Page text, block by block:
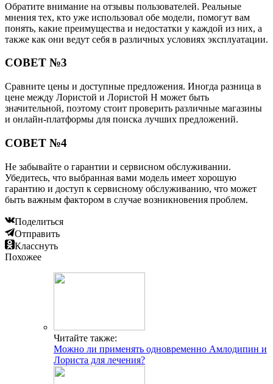
Обратите внимание на отзывы пользователей. Реальные
мнения тех, кто уже использовал обе модели, помогут вам
понять, какие преимущества и недостатки у каждой из них, а
также как они ведут себя в различных условиях эксплуатации.
СОВЕТ №3
Сравните цены и доступные предложения. Иногда разница в
цене между Лористой и Лористой Н может быть
значительной, поэтому стоит проверить различные магазины
и онлайн-платформы для поиска лучших предложений.
СОВЕТ №4
Не забывайте о гарантии и сервисном обслуживании.
Убедитесь, что выбранная вами модель имеет хорошую
гарантию и доступ к сервисному обслуживанию, что может
быть важным фактором в случае возникновения проблем.
Поделиться
Отправить
Класснуть
Похожее
Читайте также:
Можно ли применять одновременно Амлодипин и
Лориста для лечения?